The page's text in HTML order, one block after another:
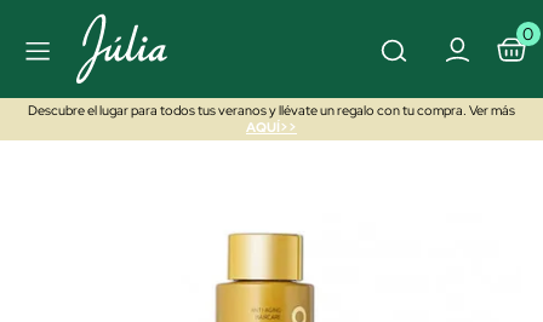
0
Descubre el lugar para todos tus veranos y llévate un regalo con tu compra. Ver más
AQUÍ>>